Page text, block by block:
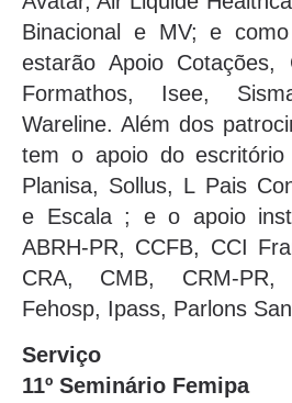
Binacional e MV; e como
estarão Apoio Cotações,
Formathos, Isee,
Wareline. Além dos
tem o apoio do escritório
Planisa, Sollus, L Pais
e Escala ; e o apoio
ABRH-PR, CCFB, CCI
CRA, CMB, CRM-PR,
Fehosp, Ipass, Parlons
Serviço
11º Seminário Femipa